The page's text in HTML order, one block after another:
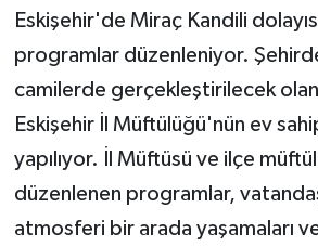
Eskişehir'de Miraç Kandili
programlar düzenleniyor.
camilerde gerçekleştirilecek
Eskişehir İl Müftülüğü'nün ev
yapılıyor. İl Müftüsü ve ilçe
düzenlenen programlar,
atmosferi bir arada yaşamaları